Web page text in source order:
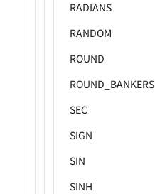
RADIANS
RANDOM
ROUND
ROUND_BANKERS
SEC
SIGN
SIN
SINH